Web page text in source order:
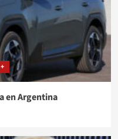
en Argentina